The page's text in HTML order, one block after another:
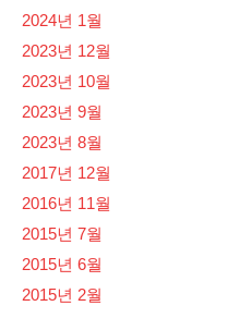
2024년 1월
2023년 12월
2023년 10월
2023년 9월
2023년 8월
2017년 12월
2016년 11월
2015년 7월
2015년 6월
2015년 2월